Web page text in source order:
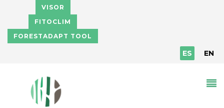
Pasar al contenido principal
VISOR
FITOCLIM
FORESTADAPT TOOL
ES EN